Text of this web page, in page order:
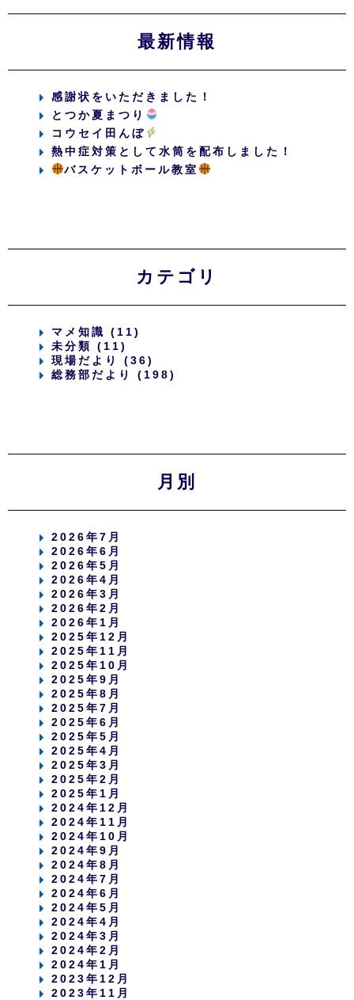
最新情報
感謝状をいただきました！
とつか夏まつり
コウセイ田んぼ
熱中症対策として水筒を配布しました！
バスケットボール教室
カテゴリ
マメ知識 (11)
未分類 (11)
現場だより (36)
総務部だより (198)
月別
2026年7月
2026年6月
2026年5月
2026年4月
2026年3月
2026年2月
2026年1月
2025年12月
2025年11月
2025年10月
2025年9月
2025年8月
2025年7月
2025年6月
2025年5月
2025年4月
2025年3月
2025年2月
2025年1月
2024年12月
2024年11月
2024年10月
2024年9月
2024年8月
2024年7月
2024年6月
2024年5月
2024年4月
2024年3月
2024年2月
2024年1月
2023年12月
2023年11月